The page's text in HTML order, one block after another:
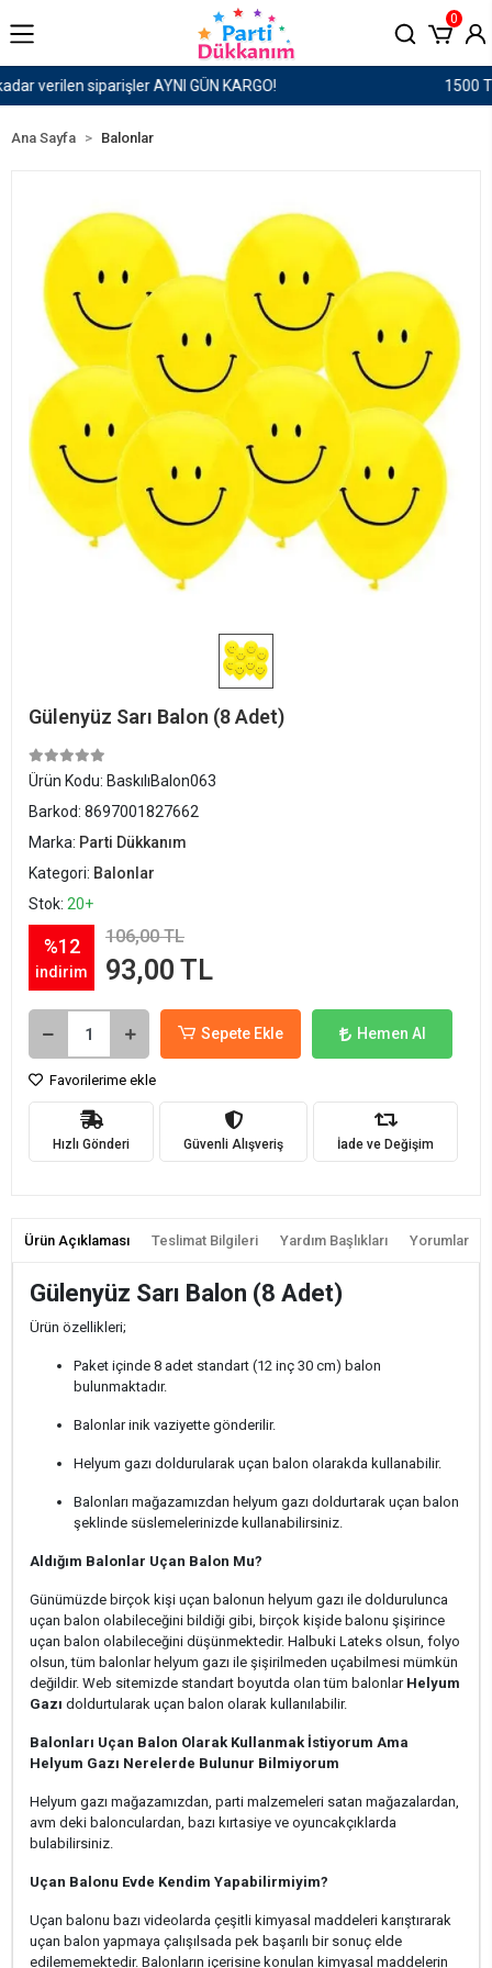
1500 TL ve Üzeri Kargo Ücretsiz!
0
Ana Sayfa Balonlar
Gülenyüz Sarı Balon (8 Adet)
Ürün Kodu: BaskılıBalon063
Barkod: 8697001827662
Marka: Parti Dükkanım
Kategori: Balonlar
Stok: 20+
%12
indirim
106,00 TL
93,00 TL
Sepete Ekle Hemen Al
Favorilerime ekle
Hızlı Gönderi Güvenli Alışveriş İade ve Değişim
Ürün Açıklaması Teslimat Bilgileri Yardım Başlıkları Yorumlar
Gülenyüz Sarı Balon (8 Adet)
Ürün özellikleri;
Paket içinde 8 adet standart (12 inç 30 cm) balon
bulunmaktadır.
Balonlar inik vaziyette gönderilir.
Helyum gazı doldurularak uçan balon olarakda kullanabilir.
Balonları mağazamızdan helyum gazı doldurtarak uçan balon
şeklinde süslemelerinizde kullanabilirsiniz.
Aldığım Balonlar Uçan Balon Mu?
Günümüzde birçok kişi uçan balonun helyum gazı ile doldurulunca
uçan balon olabileceğini bildiği gibi, birçok kişide balonu şişirince
uçan balon olabileceğini düşünmektedir. Halbuki Lateks olsun, folyo
olsun, tüm balonlar helyum gazı ile şişirilmeden uçabilmesi mümkün
değildir. Web sitemizde standart boyutda olan tüm balonlar Helyum
Gazı doldurtularak uçan balon olarak kullanılabilir.
Balonları Uçan Balon Olarak Kullanmak İstiyorum Ama
Helyum Gazı Nerelerde Bulunur Bilmiyorum
Helyum gazı mağazamızdan, parti malzemeleri satan mağazalardan,
avm deki balonculardan, bazı kırtasiye ve oyuncakçıklarda
bulabilirsiniz.
Uçan Balonu Evde Kendim Yapabilirmiyim?
Uçan balonu bazı videolarda çeşitli kimyasal maddeleri karıştırarak
uçan balon yapmaya çalışılsada pek başarılı bir sonuç elde
edilememektedir. Balonların içerisine konulan kimyasal maddelerin